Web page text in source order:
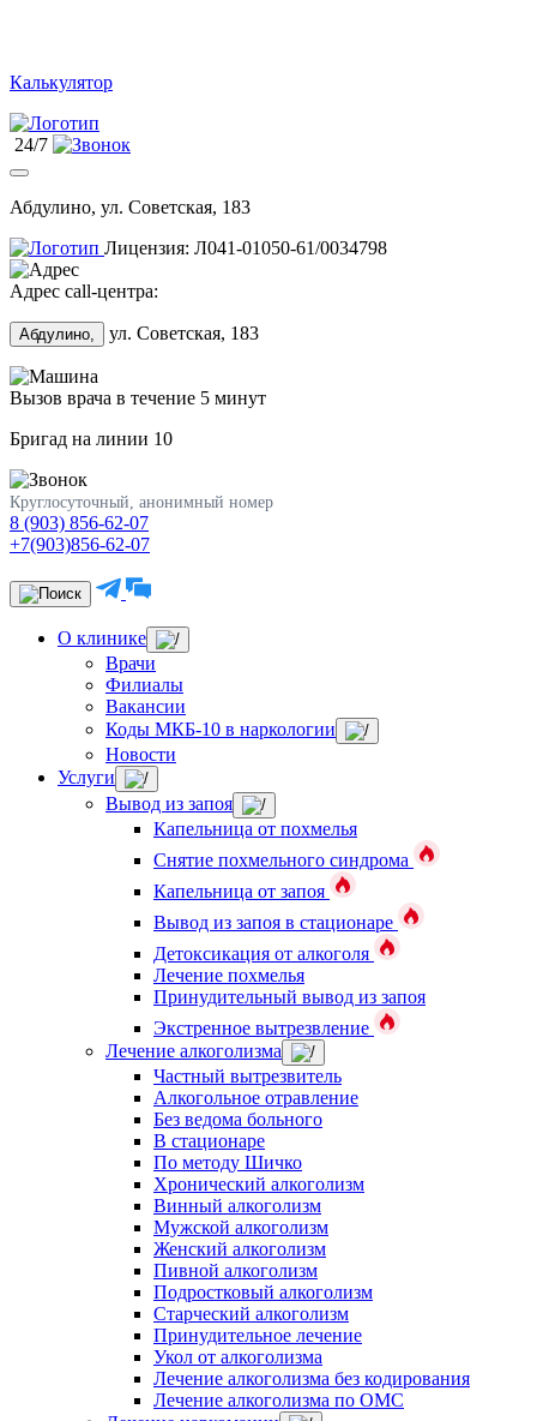
Калькулятор
24/7
Абдулино, ул. Советская, 183
Лицензия: Л041-01050-61/0034798
Адрес call-центра:
Абдулино, ул. Советская, 183
Вызов врача в течение 5 минут
Бригад на линии 10
Круглосуточный, анонимный номер
8 (903) 856-62-07
+7(903)856-62-07
О клинике
Врачи
Филиалы
Вакансии
Коды МКБ-10 в наркологии
Новости
Услуги
Вывод из запоя
Капельница от похмелья
Снятие похмельного синдрома
Капельница от запоя
Вывод из запоя в стационаре
Детоксикация от алкоголя
Лечение похмелья
Принудительный вывод из запоя
Экстренное вытрезвление
Лечение алкоголизма
Частный вытрезвитель
Алкогольное отравление
Без ведома больного
В стационаре
По методу Шичко
Хронический алкоголизм
Винный алкоголизм
Мужской алкоголизм
Женский алкоголизм
Пивной алкоголизм
Подростковый алкоголизм
Старческий алкоголизм
Принудительное лечение
Укол от алкоголизма
Лечение алкоголизма без кодирования
Лечение алкоголизма по ОМС